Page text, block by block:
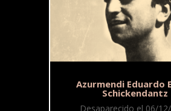
Azurmendi Eduardo
Schickendantz
Desaparecido el 06/